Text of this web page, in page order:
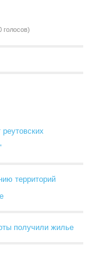
голосов)
территорий
получили жилье